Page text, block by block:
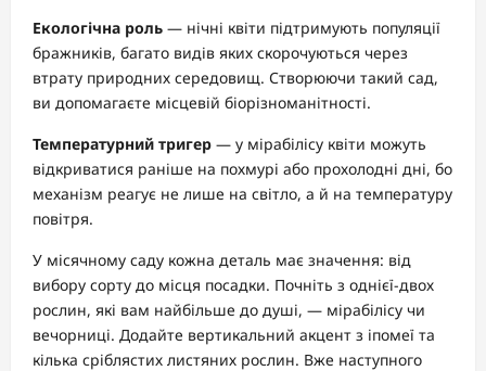
Екологічна роль — нічні квіти підтримують популяції
бражників, багато видів яких скорочуються через
втрату природних середовищ. Створюючи такий сад,
ви допомагаєте місцевій біорізноманітності.
Температурний тригер — у мірабілісу квіти можуть
відкриватися раніше на похмурі або прохолодні дні, бо
механізм реагує не лише на світло, а й на температуру
повітря.
У місячному саду кожна деталь має значення: від
вибору сорту до місця посадки. Почніть з однієї-двох
рослин, які вам найбільше до душі, — мірабілісу чи
вечорниці. Додайте вертикальний акцент з іпомеї та
кілька сріблястих листяних рослин. Вже наступного